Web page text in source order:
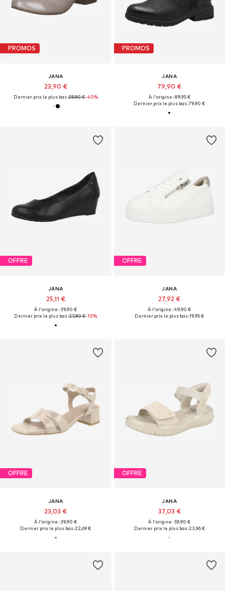
PROMOS
JANA
23,90 €
Dernier prix le plus bas :39,90 €-40%
PROMOS
JANA
79,90 €
À l'origine : 89,95 €
Dernier prix le plus bas :79,90 €
OFFRE
JANA
25,11 €
À l'origine : 39,90 €
Dernier prix le plus bas :27,90 €-10%
OFFRE
JANA
27,92 €
À l'origine : 49,90 €
Dernier prix le plus bas :19,95 €
OFFRE
JANA
23,03 €
À l'origine : 39,90 €
Dernier prix le plus bas :22,69 €
OFFRE
JANA
37,03 €
À l'origine : 59,90 €
Dernier prix le plus bas :23,96 €